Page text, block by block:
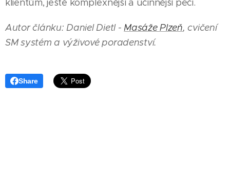
klientům, ještě komplexnější a účinnější péči.
Autor článku: Daniel Dietl -Masáže Plzeň, cvičení
SM systém a výživové poradenství.
Share